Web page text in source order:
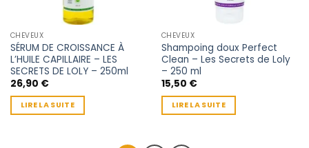
CHEVEUX
SÉRUM DE CROISSANCE À
L’HUILE CAPILLAIRE – LES
SECRETS DE LOLY – 250ml
26,90 €
LIRE LA SUITE
CHEVEUX
Shampoing doux Perfect
Clean – Les Secrets de Loly
– 250 ml
15,50 €
LIRE LA SUITE